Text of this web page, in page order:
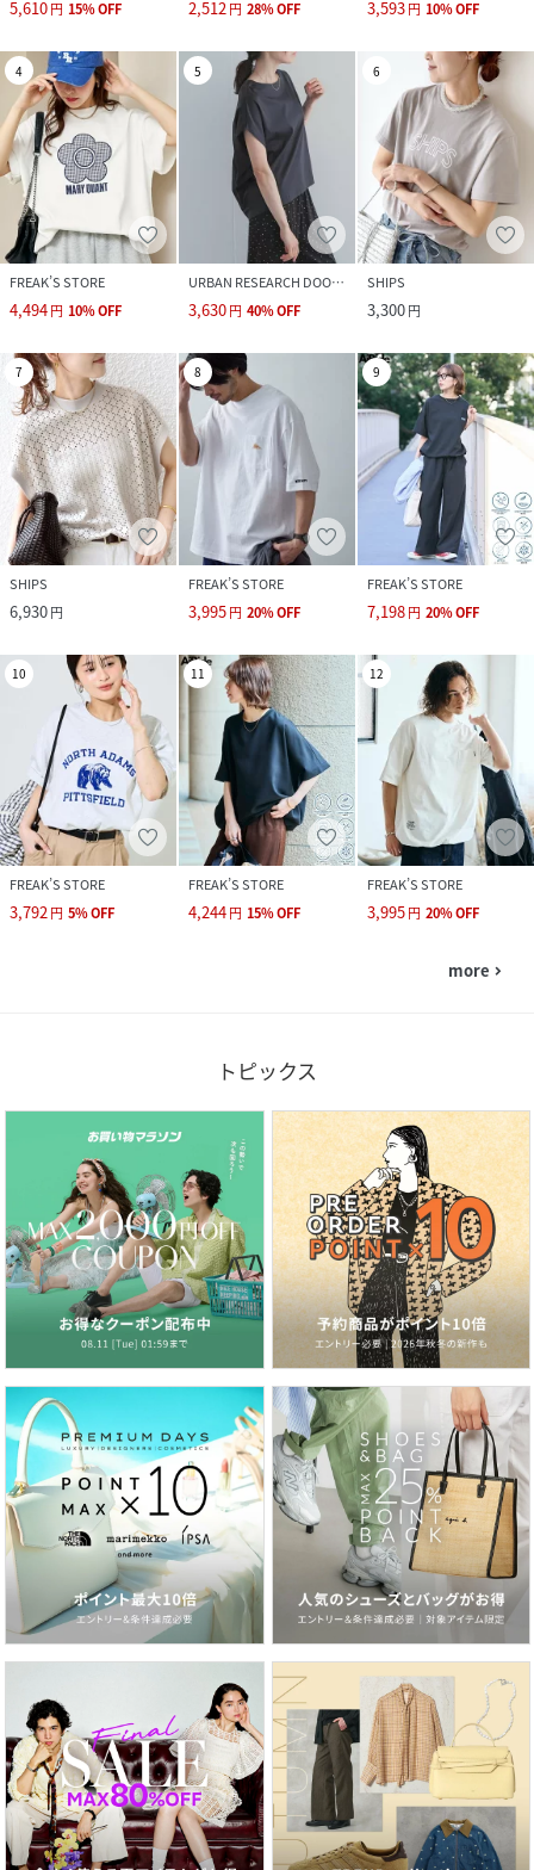
5,610円 15%OFF 2,512円 28%OFF 3,593円 10%OFF
4
FREAK’S STORE
4,494円 10%OFF
5
URBAN RESEARCH DOORS
3,630円 40%OFF
6
SHIPS
3,300円
7
SHIPS
6,930円
8
FREAK’S STORE
3,995円 20%OFF
9
FREAK’S STORE
7,198円 20%OFF
10
FREAK’S STORE
3,792円 5%OFF
11
FREAK’S STORE
4,244円 15%OFF
12
FREAK’S STORE
3,995円 20%OFF
more navigate_next
トピックス